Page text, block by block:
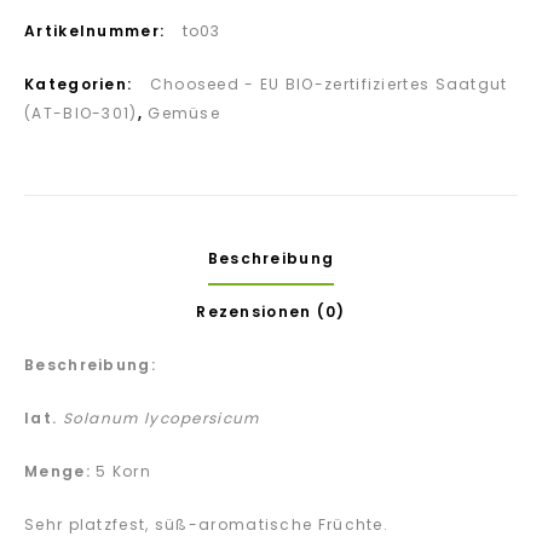
Artikelnummer: to03
Kategorien:
Chooseed - EU BIO-zertifiziertes Saatgut
(AT-BIO-301), Gemüse
Beschreibung
Rezensionen (0)
Beschreibung:
lat. Solanum lycopersicum
Menge: 5 Korn
Sehr platzfest, süß-aromatische Früchte.